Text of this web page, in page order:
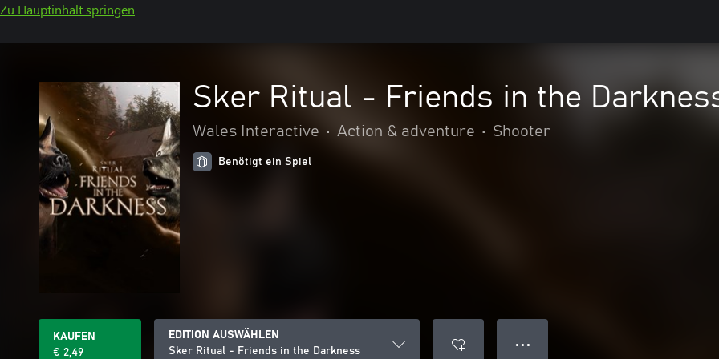
Zu Hauptinhalt springen
Sker Ritual - Friends in the
Wales Interactive • Action & adventure • Shooter
Benötigt ein Spiel
KAUFEN
€ 2,49
EDITION AUSWÄHLEN
Sker Ritual - Friends in the Darkness
● ● ●